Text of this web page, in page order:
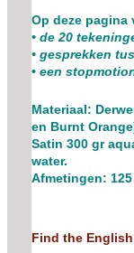
Op deze pagina
• de 20
• gesprekken
• een
Materiaal:
en Burnt
Satin 300 gr
water.
Afmetingen:
Find the